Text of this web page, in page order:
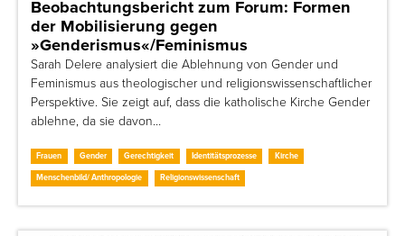
Beobachtungsbericht zum Forum: Formen
der Mobilisierung gegen
»Genderismus«/Feminismus
Sarah Delere analysiert die Ablehnung von Gender und
Feminismus aus theologischer und religionswissenschaftlicher
Perspektive. Sie zeigt auf, dass die katholische Kirche Gender
ablehne, da sie davon…
Frauen Gender Gerechtigkeit Identitätsprozesse
Kirche
Menschenbild/ Anthropologie
Religionswissenschaft